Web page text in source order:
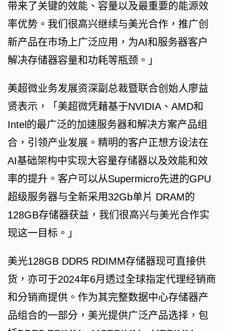
带来了关键的效能、容量以及最重要的能源效
率优势。我们很高兴继续与美光合作，推广创
新产品在市场上广泛应用，为AI和服务器客户
解决存储器容量和功耗等瓶颈。」
美超微业务发展资深副总裁暨联合创始人廖益
贤表示，「美超微凭藉基于NVIDIA、AMD和
Intel的最广泛的加速服务器和解决方案产品组
合，引领产业发展。精明的客户正想方设法在
AI基础架构中实现大容量存储器以及效能和效
率的提升。客户可以从Supermicro先进的GPU
超级服务器与全新采用32Gb单片 DRAM的
128GB存储器获益，我们很高兴与美光合作实
现这一目标。」
美光128GB DDR5 RDIMM存储器现可直接供
货，亦可于2024年6月透过全球指定代理经销商
和分销商提供。作为其完整数据中心存储器产
品组合的一部分，美光提供广泛产品选择，包